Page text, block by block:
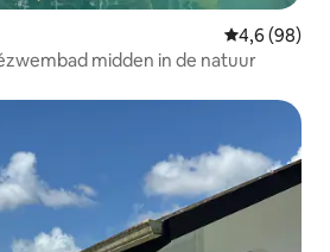
Gemiddelde
4,6 (98)
midden in de natuur